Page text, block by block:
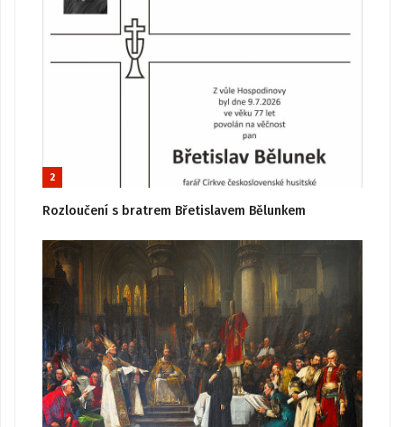
2
Rozloučení s bratrem Břetislavem Bělunkem